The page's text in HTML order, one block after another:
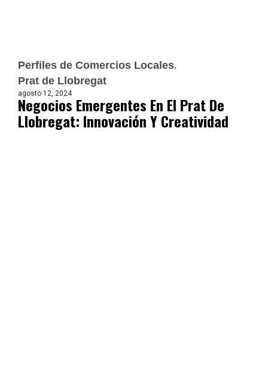
Perfiles de Comercios Locales
Prat de Llobregat
agosto 12, 2024
Negocios Emergentes En El Prat De
Llobregat: Innovación Y Creatividad